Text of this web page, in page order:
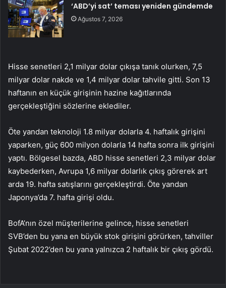
‘ABD’yi sat’ teması yeniden gündemde
Ağustos 7, 2026
Hisse senetleri 2,1 milyar dolar çıkışa tanık olurken, 7,5
milyar dolar nakde ve 1,4 milyar dolar tahvile gitti. Son 13
haftanın en küçük girişinin hazine kağıtlarında
gerçekleştiğini sözlerine eklediler.
Öte yandan teknoloji 1.8 milyar dolarla 4. haftalık girişini
yaparken, güç 600 milyon dolarla 14 hafta sonra ilk girişini
yaptı. Bölgesel bazda, ABD hisse senetleri 2,3 milyar dolar
kaybederken, Avrupa 1,6 milyar dolarlık çıkış görerek art
arda 19. hafta satışlarını gerçekleştirdi. Öte yandan
Japonya’da 7. hafta girişi oldu.
BofA’nın özel müşterilerine gelince, hisse senetleri
SVB’den bu yana en büyük stok girişini görürken, tahviller
Şubat 2022’den bu yana yalnızca 2 haftalık bir çıkış gördü.